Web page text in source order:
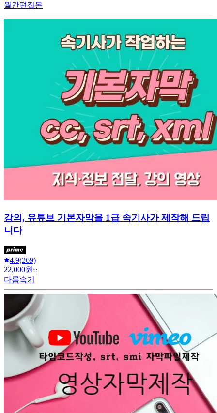
월간편집몬
강의, 유튜브 기본자막을 1급 속기사가 제작해 드립
니다
4.9(269)
22,000원~
다름속기